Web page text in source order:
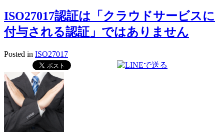
ISO27017認証は「クラウドサービスに
付与される認証」ではありません
Posted in ISO27017